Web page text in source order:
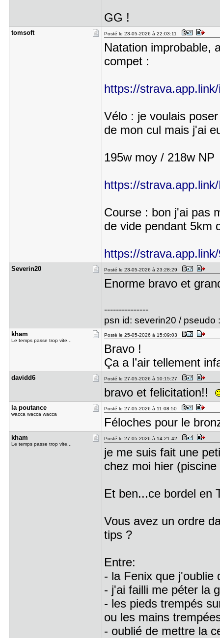
GG !
tomsoft Posté le 23-05-2026 à 22:03:11
Natation improbable,
compet :
https://
Vélo : je voulais
de mon cul mais j'ai
195w moy / 218w NP
https://
Course : bon j'ai pas
de vide pendant 5km
https://
Severin20 Posté le 23-05-2026 à 23:28:29
Enorme bravo et
---------------
psn id: severin20 / pseudo
kham
Le temps passe trop vite...
Posté le 25-05-2026 à 15:09:03
Bravo !
Ça a l’air tellement
davidd6 Posté le 27-05-2026 à 10:15:27
bravo et felicitation!!
la poutanc​e
wacca wacca wacca
Posté le 27-05-2026 à 11:08:50
Féloches pour le
kham
Le temps passe trop vite...
Posté le 27-05-2026 à 14:21:42
je me suis fait une
chez moi hier
Et ben...ce bordel en
Vous avez un ordre
tips ?
Entre:
- la Fenix que j'oublie
- j'ai failli me péter la
- les pieds trempés
ou les mains
- oublié de mettre la